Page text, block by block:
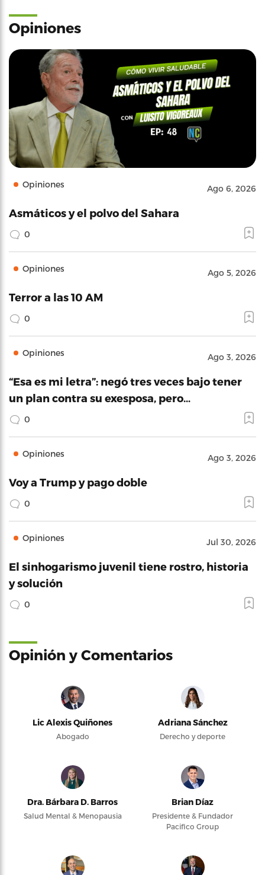
Opiniones
Opiniones Ago 6, 2026
Asmáticos y el polvo del Sahara
0
Opiniones Ago 5, 2026
Terror a las 10 AM
0
Opiniones Ago 3, 2026
“Esa es mi letra”: negó tres veces bajo tener
un plan contra su exesposa, pero…
0
Opiniones Ago 3, 2026
Voy a Trump y pago doble
0
Opiniones Jul 30, 2026
El sinhogarismo juvenil tiene rostro, historia
y solución
0
Opinión y Comentarios
Lic Alexis Quiñones
Abogado
Adriana Sánchez
Derecho y deporte
Dra. Bárbara D. Barros
Salud Mental & Menopausia
Brian Díaz
Presidente & Fundador
Pacifico Group